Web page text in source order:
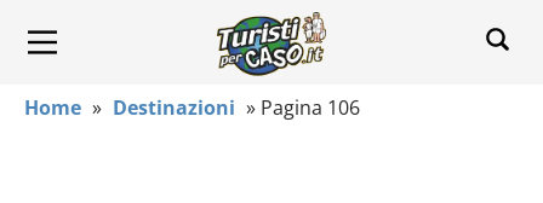
Home » Destinazioni » Pagina 106